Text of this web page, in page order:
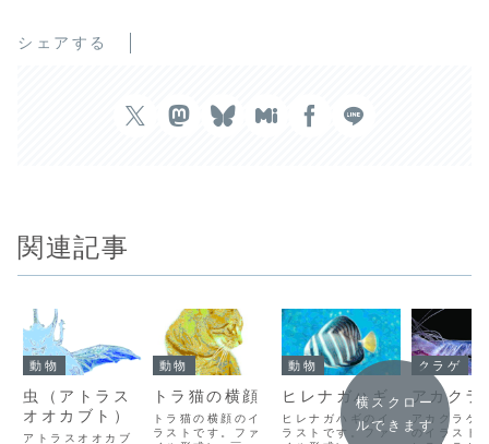
シェアする
関連記事
動物
虫（アトラス
オオカブト）
アトラスオオカブ
動物
トラ猫の横顔
トラ猫の横顔のイ
ラストです。ファ
動物
ヒレナガハギ
ヒレナガハギのイ
ラストです。ファ
クラゲ
アカクラ
アカクラゲ
のイラスト
横スクロー
ルできます